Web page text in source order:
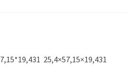
25,4×57,15×19,431